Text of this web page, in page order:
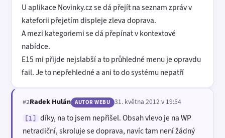
U aplikace Novinky.cz se dá přejít na seznam zpráv v
kateforii přejetím displeje zleva doprava.
A mezi kategoriemi se dá přepínat v kontextové
nabídce.
E15 mi přijde nejslabší a to průhledné menu je opravdu
fail. Je to nepřehledné a ani to do systému nepatří
#2Radek Hulán AUTOR WEBU 31. května 2012 v 19:54
[1]
díky, na to jsem nepřišel. Obsah vlevo je na WP
netradiční, skroluje se doprava, navíc tam není žádný